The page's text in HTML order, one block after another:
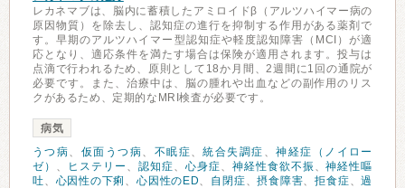
レカネマブは、脳内に蓄積したアミロイドβ（アルツハイマー病の
原因物質）を除去し、認知症の進行を抑制する作用がある薬剤で
す。早期のアルツハイマー型認知症や軽度認知障害（MCI）が適
応となり、適応条件を満たす場合は保険が適用されます。投与は
点滴で行われるため、原則として18か月間、2週間に1回の通院が
必要です。また、治療中は、脳の腫れや出血などの副作用のリス
クがあるため、定期的なMRI検査が必要です。
病気
うつ病、 仮面うつ病、 不眠症、統合失調症 、神経症（ノイロー
ゼ） 、 ヒステリー 、 認知症、 心身症、 神経性食欲不振 、神経性嘔
吐、 心因性の下痢 、 心因性のED、 自閉症、摂食障害、拒食症、過